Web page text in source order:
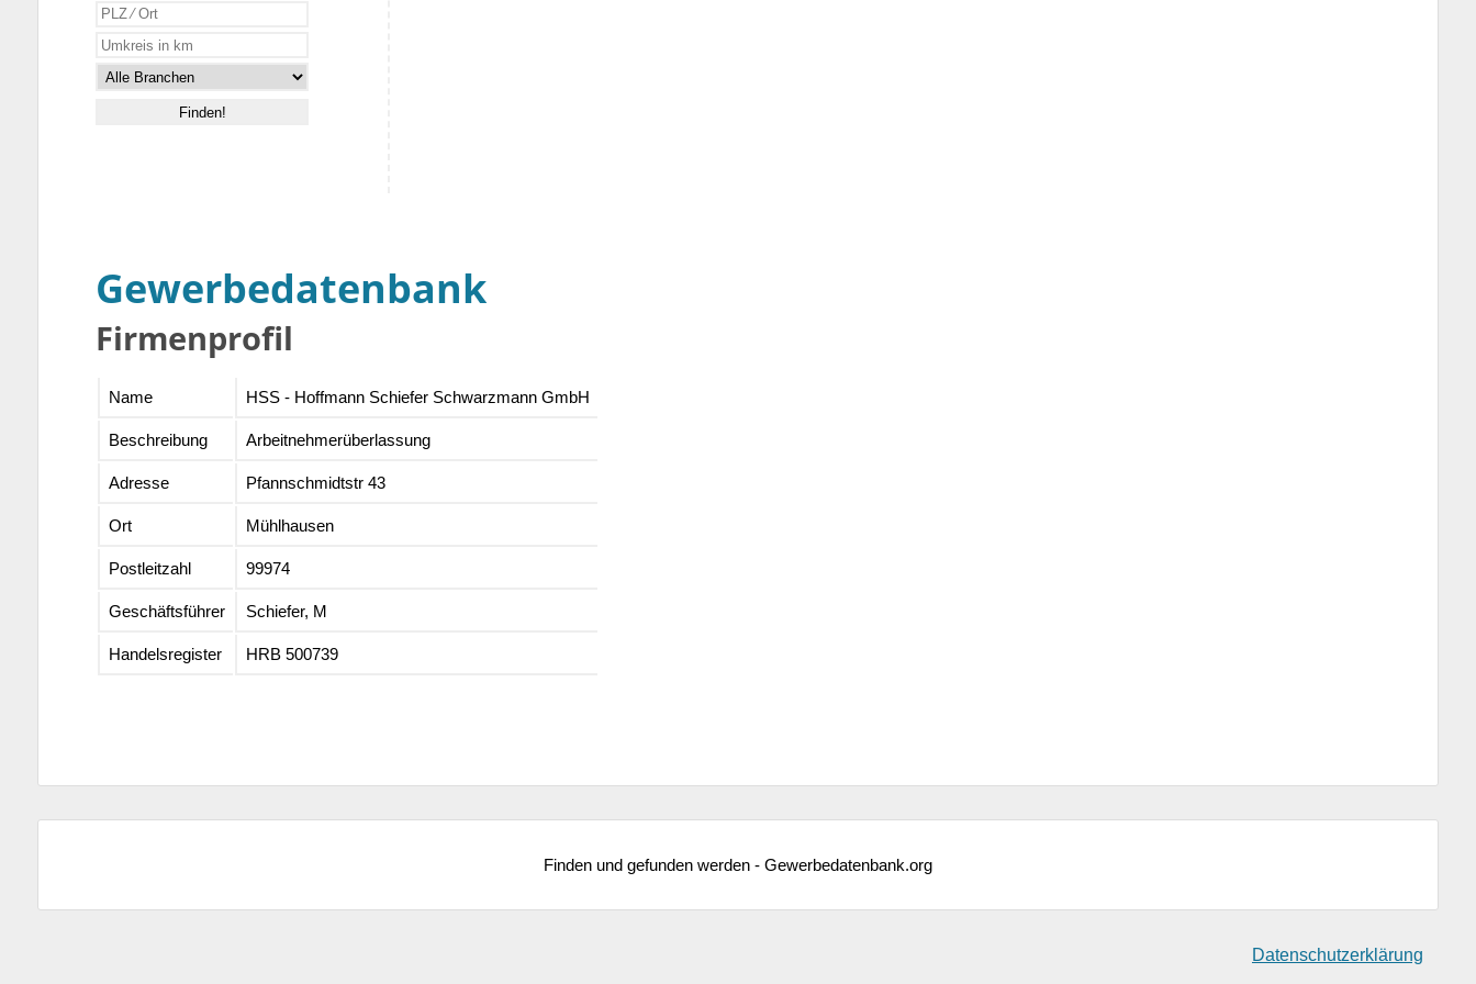
Gewerbedatenbank
Firmenprofil
Name HSS - Hoffmann Schiefer Schwarzmann GmbH
Beschreibung Arbeitnehmerüberlassung
Adresse Pfannschmidtstr 43
Ort Mühlhausen
Postleitzahl 99974
Geschäftsführer Schiefer, M
Handelsregister HRB 500739
Finden und gefunden werden - Gewerbedatenbank.org
Datenschutzerklärung